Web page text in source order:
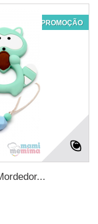
PROMOÇÃO